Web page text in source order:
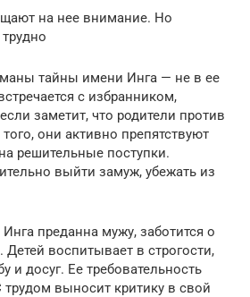
на нее внимание. Но
тайны имени Инга — не в ее
с избранником,
заметит, что родители против
они активно препятствуют
решительные поступки.
выйти замуж, убежать из
преданна мужу, заботится о
воспитывает в строгости,
и досуг. Ее требовательность
выносит критику в свой